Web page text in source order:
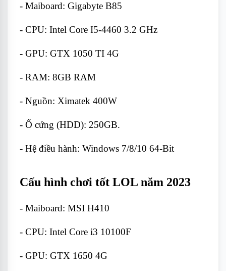
- Maiboard: Gigabyte B85
- CPU: Intel Core I5-4460 3.2 GHz
- GPU: GTX 1050 TI 4G
- RAM: 8GB RAM
- Nguồn: Ximatek 400W
- Ổ cứng (HDD): 250GB.
- Hệ điều hành: Windows 7/8/10 64-Bit
Cấu hình chơi tốt LOL năm 2023
- Maiboard: MSI H410
- CPU: Intel Core i3 10100F
- GPU: GTX 1650 4G